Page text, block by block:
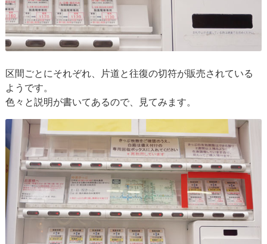
区間ごとにそれぞれ、片道と往復の切符が販売されている
ようです。
色々と説明が書いてあるので、見てみます。